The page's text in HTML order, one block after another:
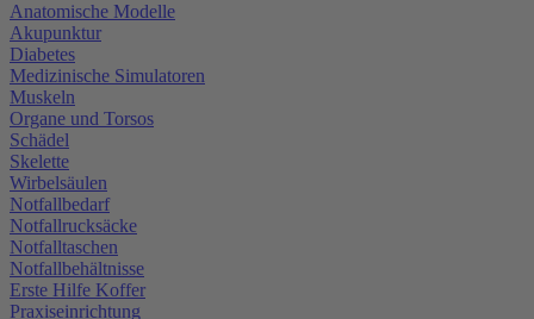
Anatomische Modelle
Akupunktur
Diabetes
Medizinische Simulatoren
Muskeln
Organe und Torsos
Schädel
Skelette
Wirbelsäulen
Notfallbedarf
Notfallrucksäcke
Notfalltaschen
Notfallbehältnisse
Erste Hilfe Koffer
Praxiseinrichtung